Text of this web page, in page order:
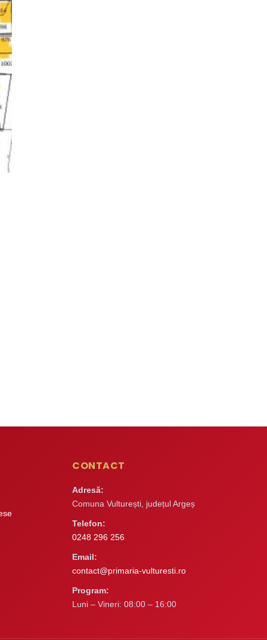
CONTACT
Adresă:
Comuna Vulturești, județul Argeș
Telefon:
0248 296 256
Email:
contact@primaria-vulturesti.ro
Program:
Luni – Vineri: 08:00 – 16:00